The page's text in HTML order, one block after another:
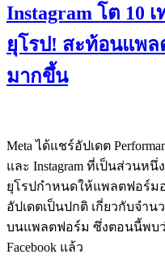
Instagram โต 10
ยุโรป! สะท้อนแพ
มากขึ้น
Meta ได้แชร์อัปเดต
และ Instagram ที่เป็นส่วนห
ยุโรปกำหนดให้แพลตฟอร์ม
อัปเดตเป็นปกติ เกี่ยวกับจำ
บนแพลตฟอร์ม ซึ่งตอนนี้พบว่
Facebook แล้ว